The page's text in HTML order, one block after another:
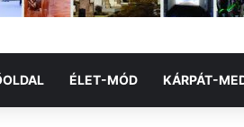
ÉLET-MÓD KÁRPÁT-